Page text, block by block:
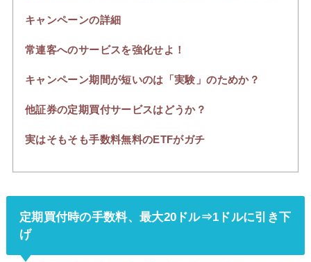
キャンペーンの詳細
常連客へのサービスを強化せよ！
キャンペーン期間が短いのは「実験」のためか？
他証券の定期買付サービスはどうか？
実はそもそも手数料無料のETFがガチ
定期買付時の手数料、最大20ドル⇒1ドルに引き下
げ